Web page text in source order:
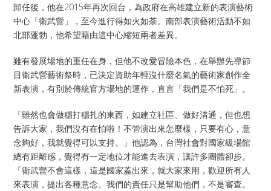
卸任後，他在2015年再次回台，為政府在高雄建立新的表演藝術
中心「衛武營」，至今進行得如火如荼。南部表演藝術活動不如
北部蓬勃，他希望藉由這中心縮短兩者差異。
雖有發展場地的重任在身，但他不改愛冒險本色，在舉辦先導節
目衛武營藝術祭時，已決定資助年輕沒什麼名氣的藝術家創作全
新表演，有別於傳統官方場地的運作，直言「我們是不怕死」。
「雖然也會做穩打穩扎的東西，如建立社區、做好溝通，但也想
告訴大家，我們沒有在怕啦！不管演出來怎麼樣，只要有心，意
念夠好，我就覺得可以支持。」他認為，台灣社會對國家級場館
總有距離感，覺得有一定地位才能進去表演，讓許多團體卻步。
「衛武營不會這樣，這是國家蓋出來，就大家來用，歡迎所有人
來表演，提出各種意念。我們的責任只是幫助他們，不是審查。